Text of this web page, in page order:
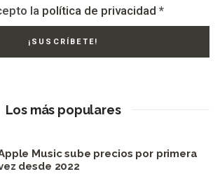
la política de privacidad *
Los más populares
Music sube precios por primera
desde 2022